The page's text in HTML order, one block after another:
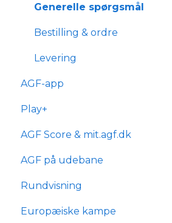
Billetkøb
Billetabonnement
Typer af billetabonnementer
Anciennitet
Generelle spørgsmål
Bestilling & ordre
Levering
AGF-app
Play+
AGF Score & mit.agf.dk
mit.agf
AGF score
AGF på udebane
Rundvisning
Europæiske kampe